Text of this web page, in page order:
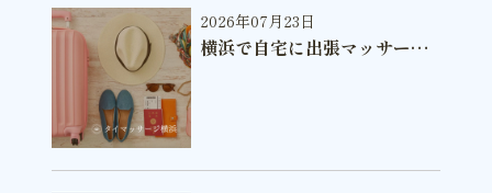
2026年07月23日
横浜で自宅に出張マッサージ